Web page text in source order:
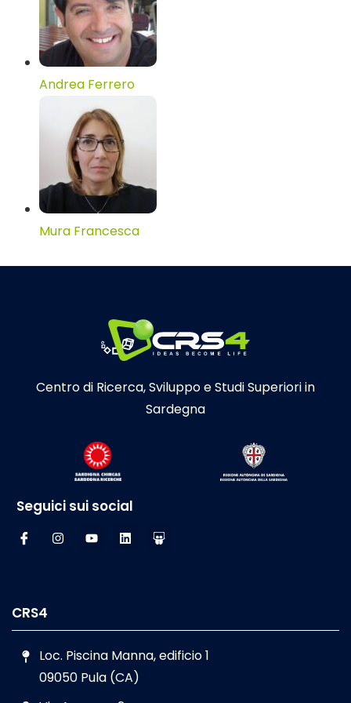
Andrea Ferrero
Mura Francesca
Centro di Ricerca, Sviluppo e Studi Superiori in
Sardegna
Seguici sui social
CRS4
Loc. Piscina Manna, edificio 1
09050 Pula (CA)